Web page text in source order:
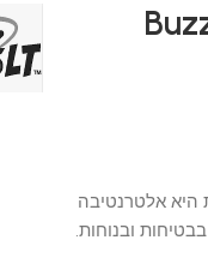
אלטרנטיבה
ובנוחות.